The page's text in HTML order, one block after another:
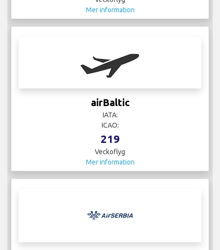
Mer information
airBaltic
IATA:
ICAO:
219
Veckoflyg
Mer information